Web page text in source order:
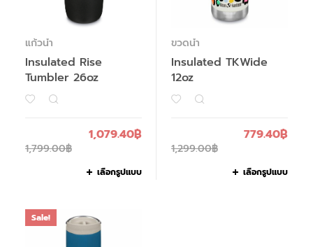
แก้วน้ำ
Insulated Rise
Tumbler 26oz
1,799.00฿
1,079.40฿
เลือกรูปแบบ
ขวดน้ำ
Insulated TKWide
12oz
1,299.00฿
779.40฿
เลือกรูปแบบ
Sale!